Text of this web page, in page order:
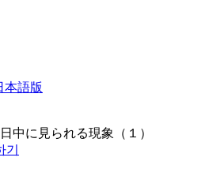
本語版
中に見られる現象（１）
기